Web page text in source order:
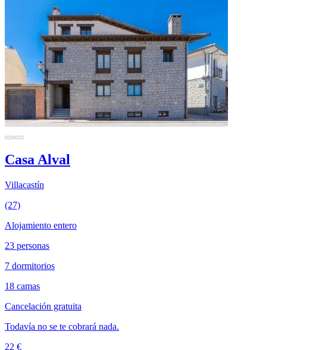
Casa Alval
Villacastín
(27)
Alojamiento entero
23 personas
7 dormitorios
18 camas
Cancelación gratuita
Todavía no se te cobrará nada.
22 €